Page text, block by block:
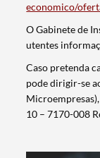
economico/
O Gabinete de
utentes
Caso pretenda
pode dirigir-se
10 – 7170-008